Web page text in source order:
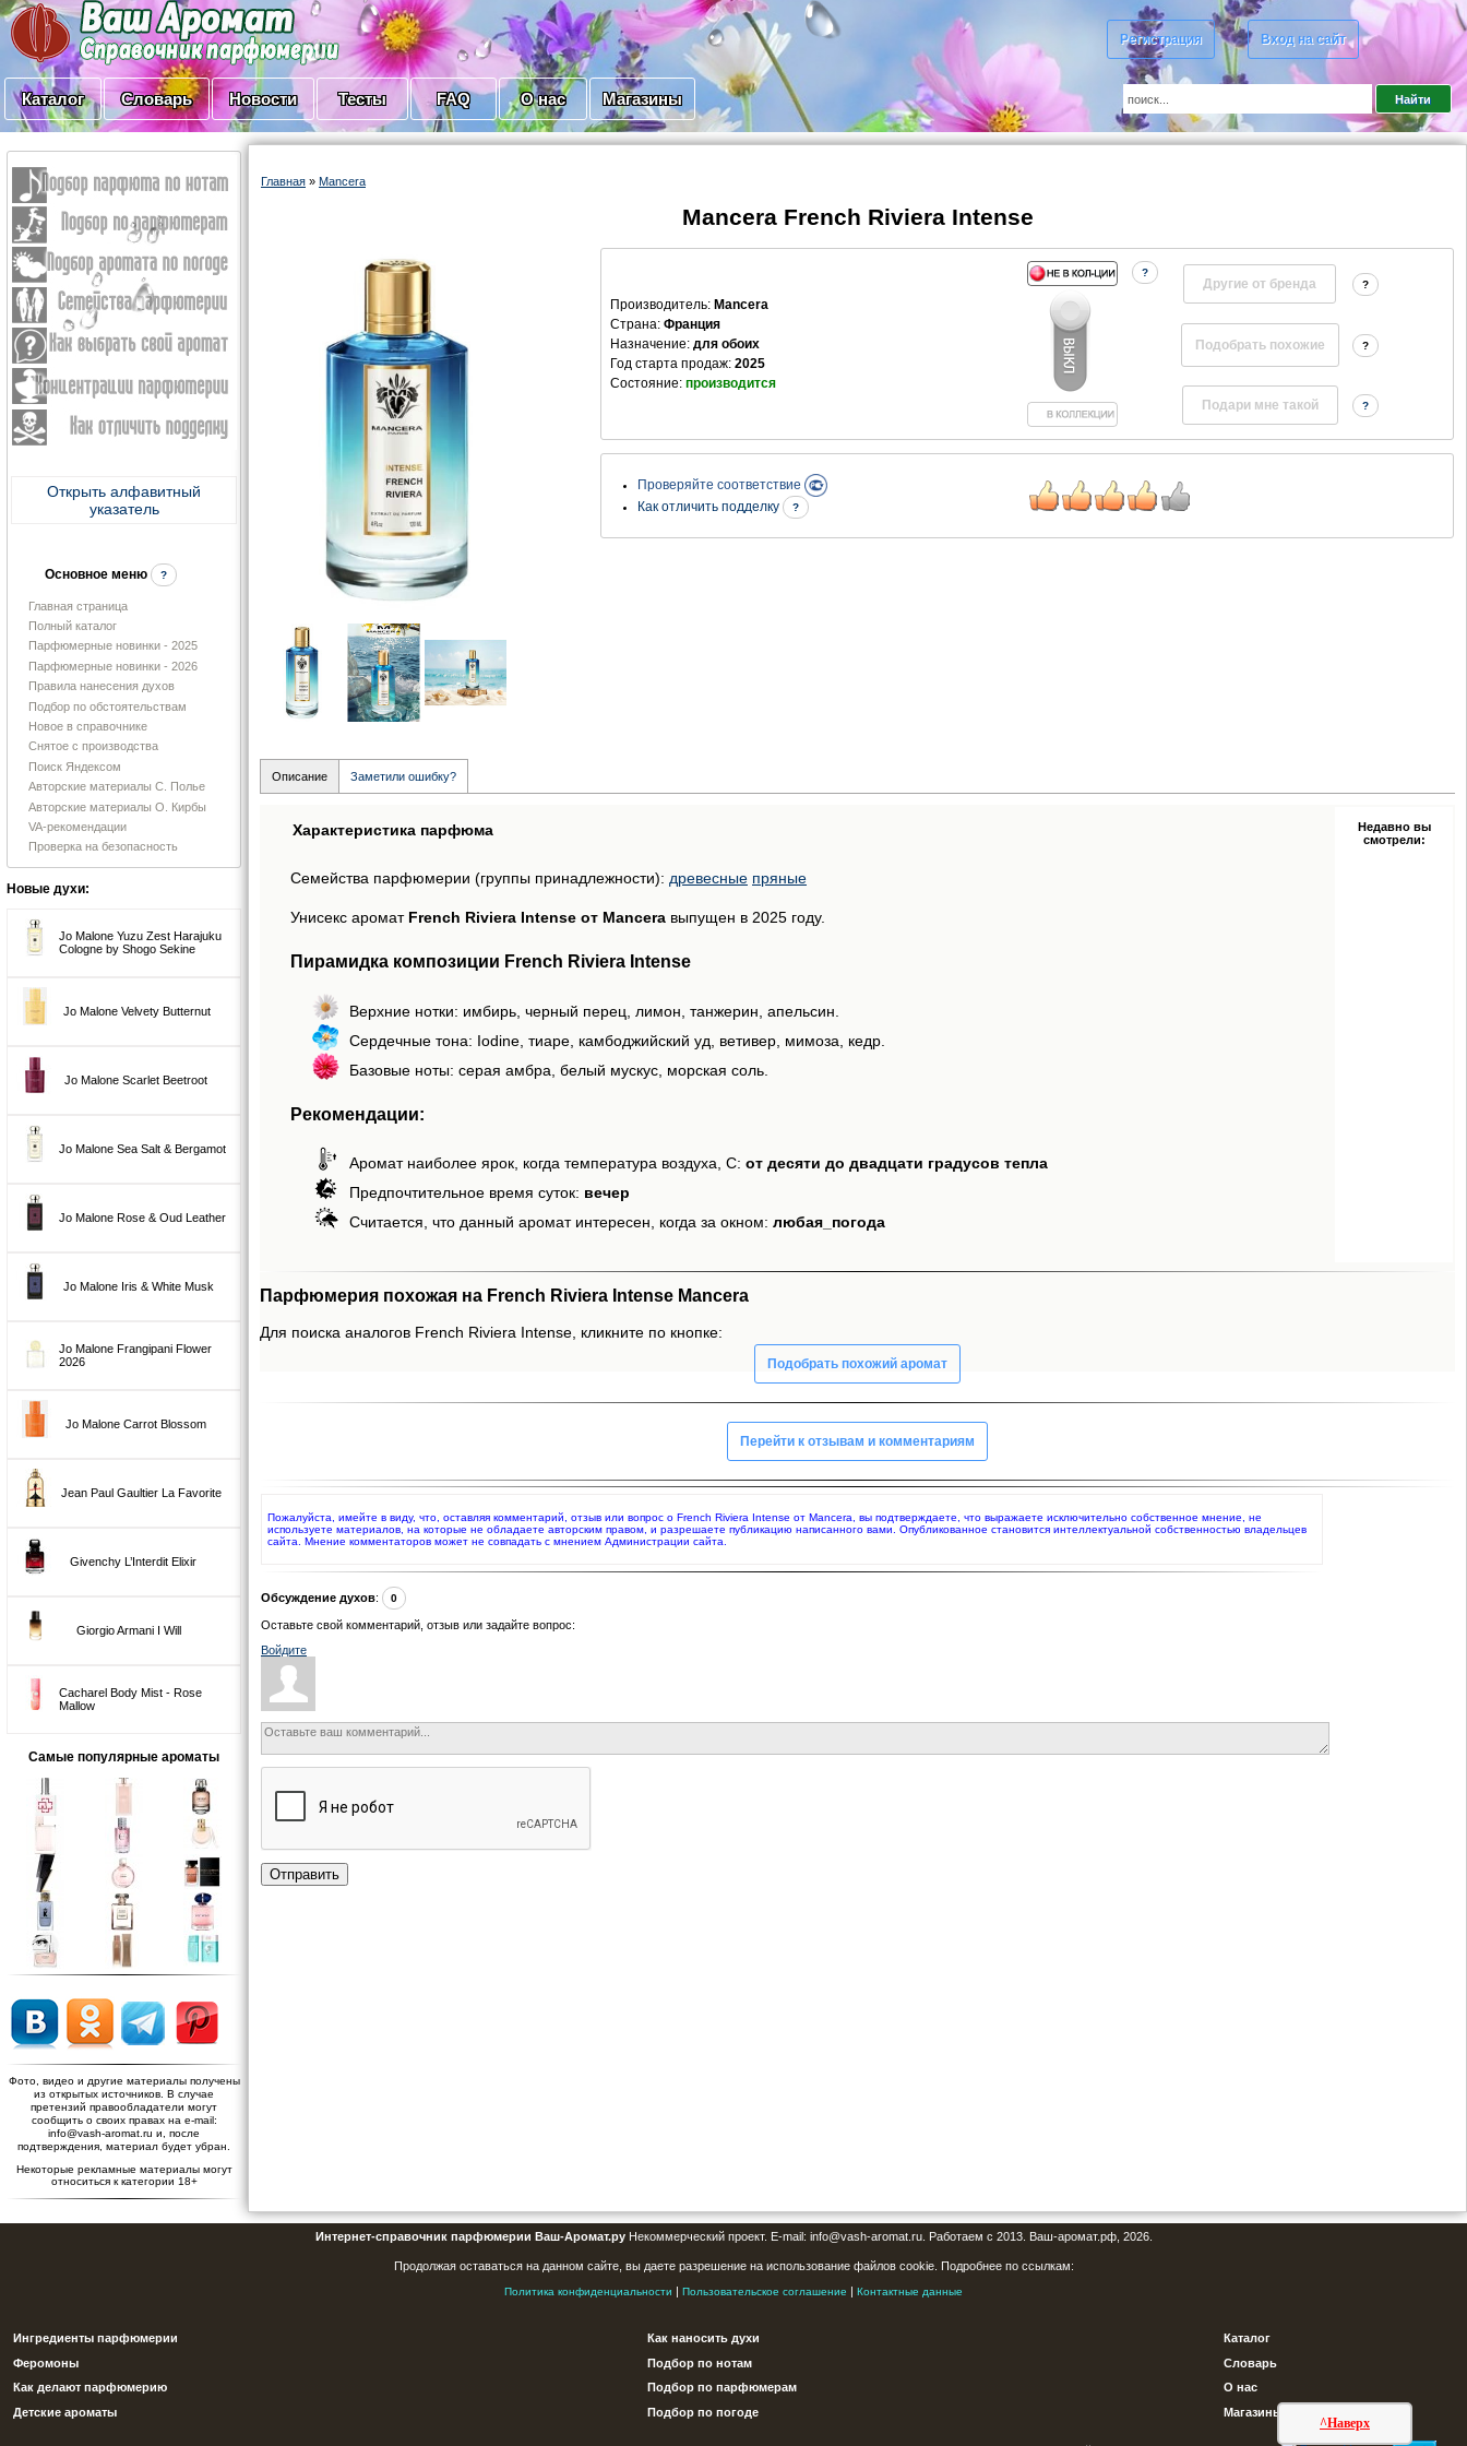
Регистрация Вход на сайт
Каталог Словарь Новости Тесты FAQ О нас Магазины
Открыть алфавитный
указатель
Основное меню ?
Главная страница
Полный каталог
Парфюмерные новинки - 2025
Парфюмерные новинки - 2026
Правила нанесения духов
Подбор по обстоятельствам
Новое в справочнике
Снятое с производства
Поиск Яндексом
Авторские материалы С. Полье
Авторские материалы О. Кирбы
VA-рекомендации
Проверка на безопасность
Новые духи:
Jo Malone Yuzu Zest Harajuku
Cologne by Shogo Sekine
Jo Malone Velvety Butternut
Jo Malone Scarlet Beetroot
Jo Malone Sea Salt & Bergamot
Jo Malone Rose & Oud Leather
Jo Malone Iris & White Musk
Jo Malone Frangipani Flower
2026
Jo Malone Carrot Blossom
Jean Paul Gaultier La Favorite
Givenchy L’Interdit Elixir
Giorgio Armani I Will
Cacharel Body Mist - Rose
Mallow
Самые популярные ароматы
Фото, видео и другие материалы получены
из открытых источников. В случае
претензий правообладатели могут
сообщить о своих правах на e-mail:
info@vash-aromat.ru и, после
подтверждения, материал будет убран.
Некоторые рекламные материалы могут
относиться к категории 18+
Главная » Mancera
Mancera French Riviera Intense
Производитель: Mancera
Страна: Франция
Назначение: для обоих
Год старта продаж: 2025
Состояние: производится
?
Другие от бренда ?
?
?
Проверяйте соответствие
Как отличить подделку
?
Описание Заметили ошибку?
Характеристика парфюма
Семейства парфюмерии (группы принадлежности): древесные пряные
Унисекс аромат French Riviera Intense от Mancera выпущен в 2025 году.
Пирамидка композиции French Riviera Intense
Верхние нотки: имбирь, черный перец, лимон, танжерин, апельсин.
Сердечные тона: Iodine, тиаре, камбоджийский уд, ветивер, мимоза, кедр.
Базовые ноты: серая амбра, белый мускус, морская соль.
Рекомендации:
Аромат наиболее ярок, когда температура воздуха, С: от десяти до двадцати градусов тепла
Предпочтительное время суток: вечер
Считается, что данный аромат интересен, когда за окном: любая_погода
Недавно вы
смотрели:
Парфюмерия похожая на French Riviera Intense Mancera
Для поиска аналогов French Riviera Intense, кликните по кнопке:
Подобрать похожий аромат
Перейти к отзывам и комментариям
Пожалуйста, имейте в виду, что, оставляя комментарий, отзыв или вопрос о French Riviera Intense от Mancera, вы подтверждаете, что выражаете исключительно собственное мнение, не
используете материалов, на которые не обладаете авторским правом, и разрешаете публикацию написанного вами. Опубликованное становится интеллектуальной собственностью владельцев
сайта. Мнение комментаторов может не совпадать с мнением Администрации сайта.
Обсуждение духов: 0
Оставьте свой комментарий, отзыв или задайте вопрос:
Войдите
Отправить
^Наверх
Интернет-справочник парфюмерии Ваш-Аромат.руНекоммерческий проект. E-mail: info@vash-aromat.ru. Работаем с 2013. Ваш-аромат.рф, 2026.
Продолжая оставаться на данном сайте, вы даете разрешение на использование файлов cookie. Подробнее по ссылкам:
Политика конфиденциальности | Пользовательское соглашение | Контактные данные
Ингредиенты парфюмерии
Феромоны
Как делают парфюмерию
Детские ароматы
Как наносить духи
Подбор по нотам
Подбор по парфюмерам
Подбор по погоде
Каталог
Словарь
О нас
Магазины